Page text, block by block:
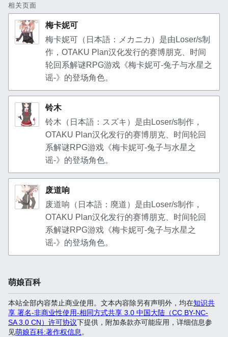
相关页面
梅卡妮可
梅卡妮可（日本語：メカニカ）是由Loser/s制
作，OTAKU Plan汉化发行的赛博朋克、时间
轮回系解谜RPG游戏《梅卡妮可-兔子与水星之
谣-》的登场角色。
铃木
铃木（日本語：スズキ）是由Loser/s制作，
OTAKU Plan汉化发行的赛博朋克、时间轮回
系解谜RPG游戏《梅卡妮可-兔子与水星之
谣-》的登场角色。
废道响
废道响（日本語：廃道）是由Loser/s制作，
OTAKU Plan汉化发行的赛博朋克、时间轮回
系解谜RPG游戏《梅卡妮可-兔子与水星之
谣-》的登场角色。
萌娘百科
本站全部内容禁止商业使用。文本内容除另有声明外，均在知识共
享 署名-非商业性使用-相同方式共享 3.0 中国大陆（CC BY-NC-
SA 3.0 CN）许可协议下提供，附加条款亦可能应用，详细信息参
见萌娘百科:著作权信息 。